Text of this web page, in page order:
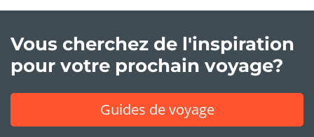
Vous cherchez de l'inspiration
pour votre prochain voyage?
Guides de voyage